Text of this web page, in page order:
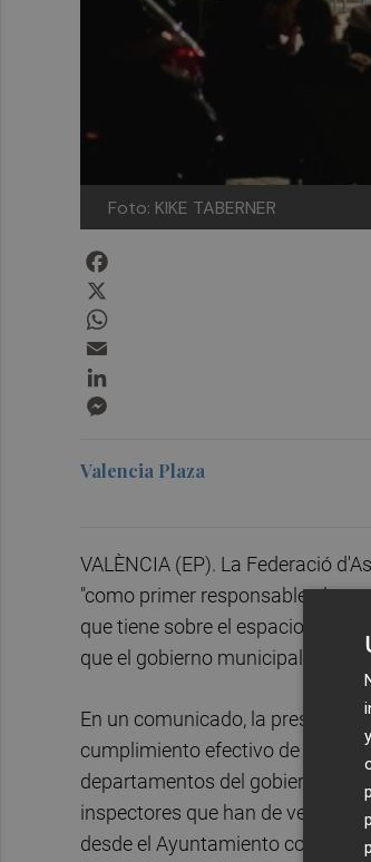
Foto: KIKE TABERNER
Valencia Plaza
VALÈNCIA (EP). La Federació
"como primer responsable al
que tiene sobre el espacio
que el gobierno municipal
En un comunicado, la
cumplimiento efectivo de las
departamentos del gobierno
inspectores que han de velar
desde el Ayuntamiento con